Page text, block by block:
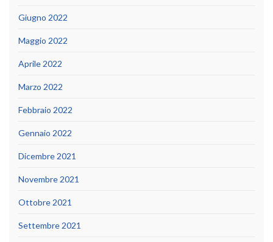
Giugno 2022
Maggio 2022
Aprile 2022
Marzo 2022
Febbraio 2022
Gennaio 2022
Dicembre 2021
Novembre 2021
Ottobre 2021
Settembre 2021